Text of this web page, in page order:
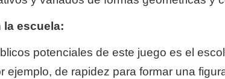
la escuela:
potenciales de este juego es el
ejemplo, de rapidez para formar una